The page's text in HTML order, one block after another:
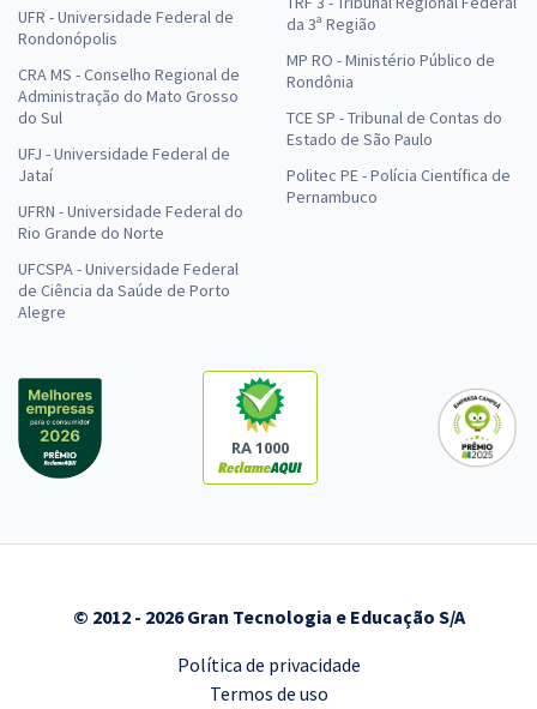
UFR - Universidade Federal de
Rondonópolis
CRA MS - Conselho Regional de
Administração do Mato Grosso
do Sul
UFJ - Universidade Federal de
Jataí
UFRN - Universidade Federal do
Rio Grande do Norte
UFCSPA - Universidade Federal
de Ciência da Saúde de Porto
Alegre
da 3ª Região
MP RO - Ministério Público de
Rondônia
TCE SP - Tribunal de Contas do
Estado de São Paulo
Politec PE - Polícia Científica de
Pernambuco
RA 1000
© 2012 - 2026 Gran Tecnologia e Educação S/A
Política de privacidade
Termos de uso